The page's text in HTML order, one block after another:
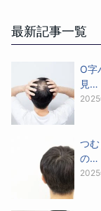
最新記事一覧
O字
見…
つ
の…